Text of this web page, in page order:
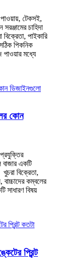
পাওয়ায়, টেকসই,
সরঞ্জামের চাহিদা
বিক্রেতা, পাইকারি
পিকনিক
মধ্যে
কোন
বাজার একটি
বিক্রেতা,
বাচ্চাদের কম্বলের
সাধারণ বিষয়
প্রিন্ট